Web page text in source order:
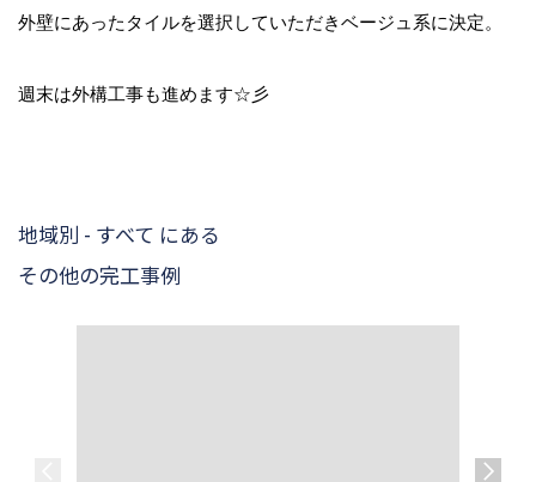
外壁にあったタイルを選択していただきベージュ系に決定。
週末は外構工事も進めます☆彡
地域別 - すべて にある
その他の完工事例